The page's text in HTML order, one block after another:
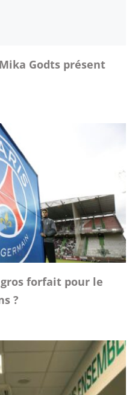
Godts présent
gros forfait pour le
?